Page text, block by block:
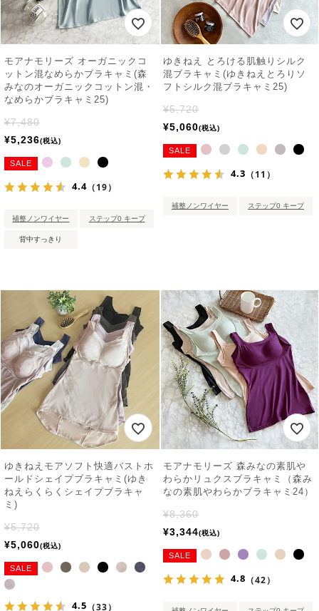
モアナモリーズ オーガニックコ
ットン混なめらかブラキャミ(森
みなのオーガニックコットン混・
なめらかブラキャミ25)
¥7,480
¥5,236 税込
SALE
4.4（19）
補整ノンワイヤー ステップ0 キープ
背中すっきり
ゆきねえ とろける肌触りシルク
混ブラキャミ(ゆきねえとろりソ
フトシルク混ブラキャミ25)
¥5,720
¥5,060 税込
SALE
4.3 （11）
補整ノンワイヤー ステップ0 キープ
ゆきねえモアソフト快適バストホ
ールドシェイプブラキャミ(ゆき
ねえらくらくシェイプブラキャ
ミ)
¥5,720
¥5,060 税込
SALE
4.5 （33）
モアナモリーズ 森みなの素肌や
わらかリュクスブラキャミ（森み
なの素肌やわらかブラキャミ24）
¥8,360
¥3,344 税込
SALE
4.8 （42）